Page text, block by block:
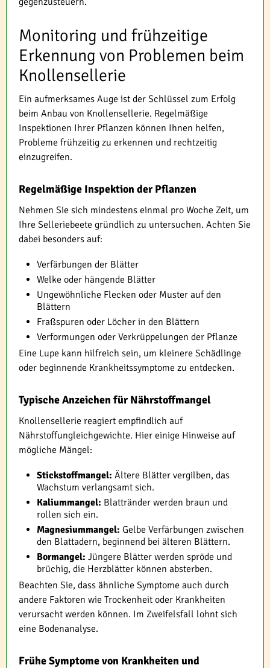
Monitoring und frühzeitige
Erkennung von Problemen beim
Knollensellerie
Ein aufmerksames Auge ist der Schlüssel zum Erfolg
beim Anbau von Knollensellerie. Regelmäßige
Inspektionen Ihrer Pflanzen können Ihnen helfen,
Probleme frühzeitig zu erkennen und rechtzeitig
einzugreifen.
Regelmäßige Inspektion der Pflanzen
Nehmen Sie sich mindestens einmal pro Woche Zeit, um
Ihre Selleriebeete gründlich zu untersuchen. Achten Sie
dabei besonders auf:
Verfärbungen der Blätter
Welke oder hängende Blätter
Ungewöhnliche Flecken oder Muster auf den
Blättern
Fraßspuren oder Löcher in den Blättern
Verformungen oder Verkrüppelungen der Pflanze
Eine Lupe kann hilfreich sein, um kleinere Schädlinge
oder beginnende Krankheitssymptome zu entdecken.
Typische Anzeichen für Nährstoffmangel
Knollensellerie reagiert empfindlich auf
Nährstoffungleichgewichte. Hier einige Hinweise auf
mögliche Mängel:
Stickstoffmangel: Ältere Blätter vergilben, das
Wachstum verlangsamt sich.
Kaliummangel: Blattränder werden braun und
rollen sich ein.
Magnesiummangel: Gelbe Verfärbungen zwischen
den Blattadern, beginnend bei älteren Blättern.
Bormangel: Jüngere Blätter werden spröde und
brüchig, die Herzblätter können absterben.
Beachten Sie, dass ähnliche Symptome auch durch
andere Faktoren wie Trockenheit oder Krankheiten
verursacht werden können. Im Zweifelsfall lohnt sich
eine Bodenanalyse.
Frühe Symptome von Krankheiten und